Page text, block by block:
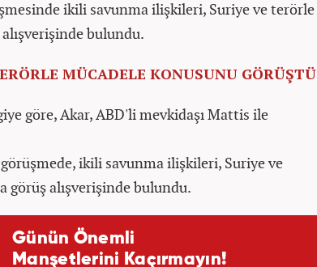
ikili savunma ilişkileri, Suriye ve terörle
bulundu.
MÜCADELE KONUSUNU GÖRÜŞTÜ
göre, Akar, ABD'li mevkidaşı Mattis ile
ikili savunma ilişkileri, Suriye ve
görüş alışverişinde bulundu.